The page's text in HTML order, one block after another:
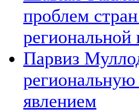
проблем
региональной
Парвиз
явлением